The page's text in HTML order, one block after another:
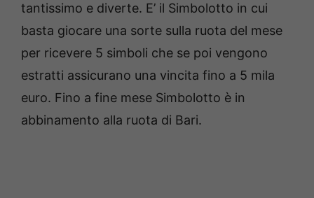
tantissimo e diverte. E’ il Simbolotto in cui
basta giocare una sorte sulla ruota del mese
per ricevere 5 simboli che se poi vengono
estratti assicurano una vincita fino a 5 mila
euro. Fino a fine mese Simbolotto è in
abbinamento alla ruota di Bari.